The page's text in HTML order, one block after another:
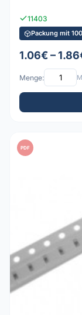
11403
Packung mit
1.06€ –
Menge:
PDF